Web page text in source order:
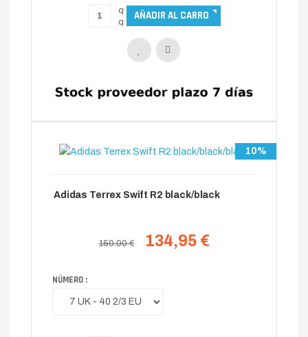
10%
Adidas Terrex Swift R2 black/black
150.00 € 134,95 €
NÚMERO :